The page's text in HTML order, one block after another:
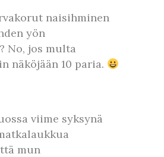
naisihminen
yön
No, jos multa
näköjään 10 paria.
viime syksynä
mun